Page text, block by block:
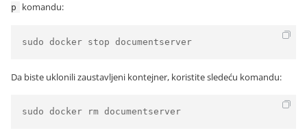
p
komandu:
sudo docker stop documentserver
Da biste uklonili zaustavljeni kontejner, koristite sledeću komandu:
sudo docker rm documentserver